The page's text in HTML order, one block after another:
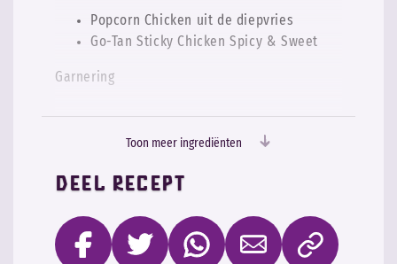
Popcorn Chicken uit de diepvries
Go-Tan Sticky Chicken Spicy & Sweet
Garnering
Sesamzaadjes
Toon meer ingrediënten
Deel recept